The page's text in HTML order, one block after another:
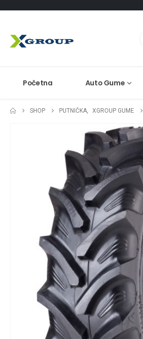
Početna Auto Gume
SHOP PUTNIČKA, XGROUP GUME